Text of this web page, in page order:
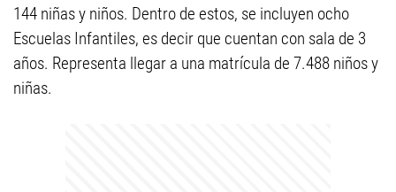
144 niñas y niños. Dentro de estos, se incluyen ocho
Escuelas Infantiles, es decir que cuentan con sala de 3
años. Representa llegar a una matrícula de 7.488 niños y
niñas.